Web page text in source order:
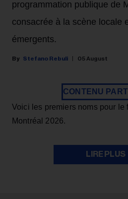
programmation publique de
consacrée à la scène locale
émergents.
Stefano Rebuli 05 August
CONTENU
Voici les premiers noms pour le
Montréal 2026.
LIRE PLUS